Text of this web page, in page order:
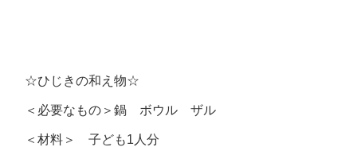
☆ひじきの和え物☆
＜必要なもの＞鍋 ボウル ザル
＜材料＞ 子ども1人分